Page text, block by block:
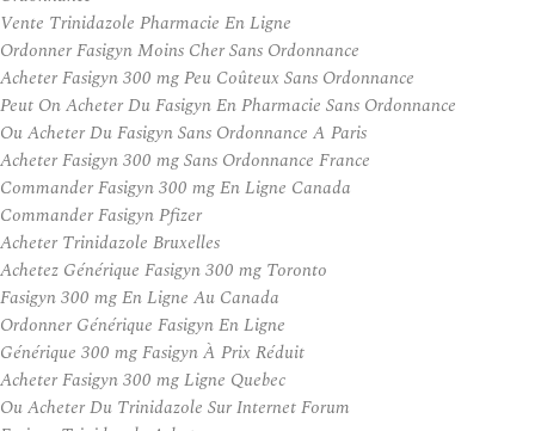
Vente Trinidazole Pharmacie En Ligne
Ordonner Fasigyn Moins Cher Sans Ordonnance
Acheter Fasigyn 300 mg Peu Coûteux Sans Ordonnance
Peut On Acheter Du Fasigyn En Pharmacie Sans Ordonnance
Ou Acheter Du Fasigyn Sans Ordonnance A Paris
Acheter Fasigyn 300 mg Sans Ordonnance France
Commander Fasigyn 300 mg En Ligne Canada
Commander Fasigyn Pfizer
Acheter Trinidazole Bruxelles
Achetez Générique Fasigyn 300 mg Toronto
Fasigyn 300 mg En Ligne Au Canada
Ordonner Générique Fasigyn En Ligne
Générique 300 mg Fasigyn À Prix Réduit
Acheter Fasigyn 300 mg Ligne Quebec
Ou Acheter Du Trinidazole Sur Internet Forum